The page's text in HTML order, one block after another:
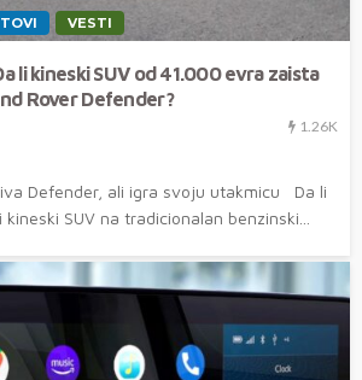
VESTI
li kineski SUV od 41.000 evra zaista
Rover Defender?
1.26K
Defender, ali igra svoju utakmicu Da li
SUV na tradicionalan benzinski...